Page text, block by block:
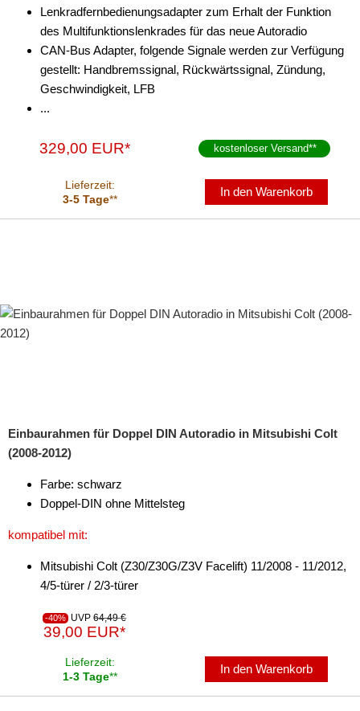
Lenkradfernbedienungsadapter zum Erhalt der Funktion
des Multifunktionslenkrades für das neue Autoradio
CAN-Bus Adapter, folgende Signale werden zur Verfügung
gestellt: Handbremssignal, Rückwärtssignal, Zündung,
Geschwindigkeit, LFB
...
329,00 EUR* kostenloser Versand**
Lieferzeit:
3-5 Tage**
In den Warenkorb
Einbaurahmen für Doppel DIN Autoradio in Mitsubishi Colt
(2008-2012)
Farbe: schwarz
Doppel-DIN ohne Mittelsteg
kompatibel mit:
Mitsubishi Colt (Z30/Z30G/Z3V Facelift) 11/2008 - 11/2012,
4/5-türer / 2/3-türer
-40% UVP 64,49 €
39,00 EUR*
Lieferzeit:
1-3 Tage**
In den Warenkorb